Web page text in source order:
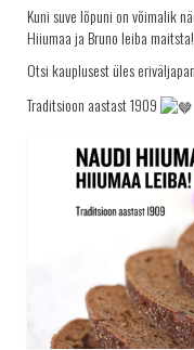
Kuni suve lõpuni on võimalik
Hiiumaa ja Bruno leiba maitsta!
Otsi kauplusest üles
Traditsioon aastast 1909